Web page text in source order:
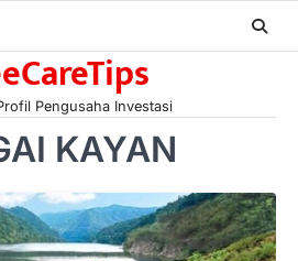
Pengusaha Investasi
KAYAN